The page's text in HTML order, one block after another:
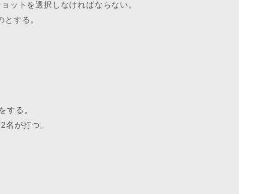
ットを選択しなければならない。
する。
する。
名が打つ。